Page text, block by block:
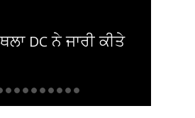
'ਤੇ ਮਹਿਲਾ
ਕਰਨ ਦਾ...